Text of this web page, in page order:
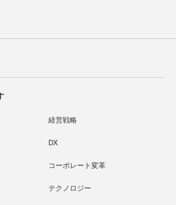
経営戦略
DX
コーポレート変革
テクノロジー